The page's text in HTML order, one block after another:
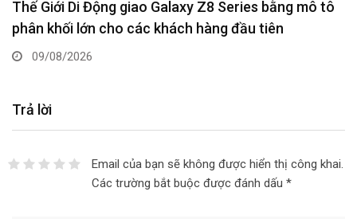
Thế Giới Di Động giao Galaxy Z8 Series bằng mô tô
phân khối lớn cho các khách hàng đầu tiên
09/08/2026
Trả lời
Email của bạn sẽ không được hiển thị công khai.
Các trường bắt buộc được đánh dấu *